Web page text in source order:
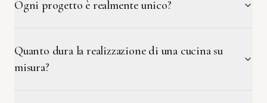
Ogni progetto è realmente unico?
Quanto dura la realizzazione di una cucina su
misura?